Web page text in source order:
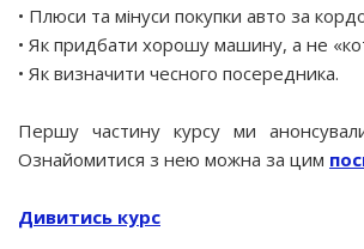
• Плюси та мінуси покупки авто за
• Як придбати хорошу машину, а не
• Як визначити чесного посередника.
Першу частину курсу ми
Ознайомитися з нею можна за цим
Дивитись курс